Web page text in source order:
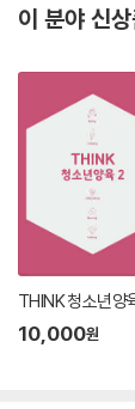
이 분야 신
THINK 청소년양
10,000원